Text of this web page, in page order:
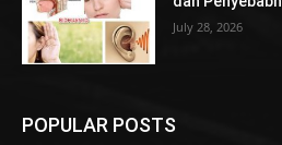
July 28, 2026
POPULAR POSTS